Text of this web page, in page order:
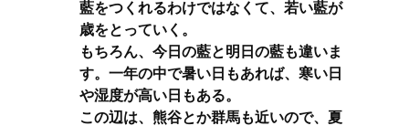
藍をつくれるわけではなくて、若い藍が
歳をとっていく。
もちろん、今日の藍と明日の藍も違いま
す。一年の中で暑い日もあれば、寒い日
や湿度が高い日もある。
この辺は、熊谷とか群馬も近いので、夏